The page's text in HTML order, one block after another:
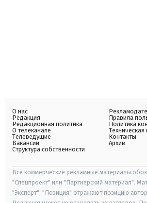
О нас
Редакция
Редакционная политика
О телеканале
Телеведущие
Вакансии
Структура собственности
Правила
Политика
Контакты
Архив
Все коммерческие рекламные материалы
"Спецпроект" или "Партнерский материал".
"Эксперт", "Позиция" отражают позицию